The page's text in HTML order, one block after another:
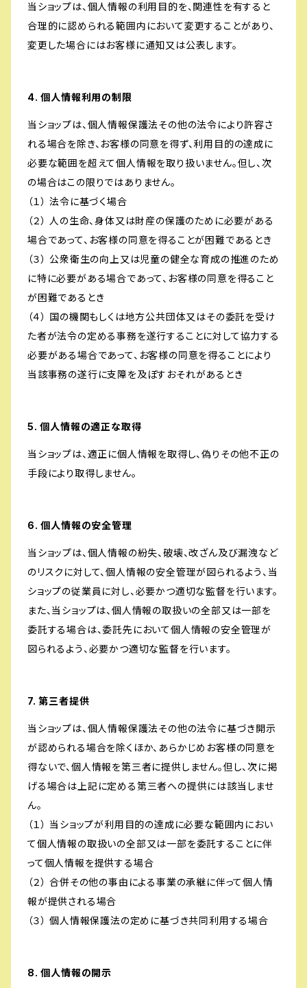
当ショップは、個人情報の利用目的を、関連性を有すると
合理的に認められる範囲内において変更することがあり、
変更した場合にはお客様に通知又は公表します。
4. 個人情報利用の制限
当ショップは、個人情報保護法その他の法令により許容さ
れる場合を除き、お客様の同意を得ず、利用目的の達成に
必要な範囲を超えて個人情報を取り扱いません。但し、次
の場合はこの限りではありません。
（１） 法令に基づく場合
（２） 人の生命、身体又は財産の保護のために必要がある
場合であって、お客様の同意を得ることが困難であるとき
（３） 公衆衛生の向上又は児童の健全な育成の推進のため
に特に必要がある場合であって、お客様の同意を得ること
が困難であるとき
（４） 国の機関もしくは地方公共団体又はその委託を受け
た者が法令の定める事務を遂行することに対して協力する
必要がある場合であって、お客様の同意を得ることにより
当該事務の遂行に支障を及ぼすおそれがあるとき
5. 個人情報の適正な取得
当ショップは、適正に個人情報を取得し、偽りその他不正の
手段により取得しません。
6. 個人情報の安全管理
当ショップは、個人情報の紛失、破壊、改ざん及び漏洩など
のリスクに対して、個人情報の安全管理が図られるよう、当
ショップの従業員に対し、必要かつ適切な監督を行います。
また、当ショップは、個人情報の取扱いの全部又は一部を
委託する場合は、委託先において個人情報の安全管理が
図られるよう、必要かつ適切な監督を行います。
7. 第三者提供
当ショップは、個人情報保護法その他の法令に基づき開示
が認められる場合を除くほか、あらかじめお客様の同意を
得ないで、個人情報を第三者に提供しません。但し、次に掲
げる場合は上記に定める第三者への提供には該当しませ
ん。
（１） 当ショップが利用目的の達成に必要な範囲内におい
て個人情報の取扱いの全部又は一部を委託することに伴
って個人情報を提供する場合
（２） 合併その他の事由による事業の承継に伴って個人情
報が提供される場合
（３） 個人情報保護法の定めに基づき共同利用する場合
8. 個人情報の開示